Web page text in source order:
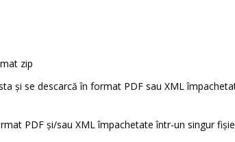
zip
și se descarcă în format PDF sau XML
PDF și/sau XML împachetate într-un singur